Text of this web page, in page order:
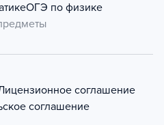
ОГЭ по физике
соглашение
соглашение